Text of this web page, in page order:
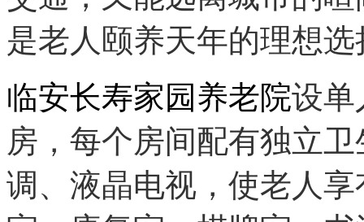
是老人颐养天年的理想选
临安长寿家园养老院设单
房，每个房间配有独立
调、液晶电视，使老人